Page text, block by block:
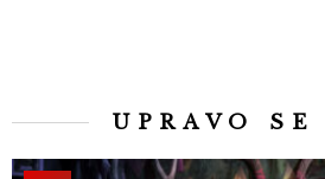
UPRAVO